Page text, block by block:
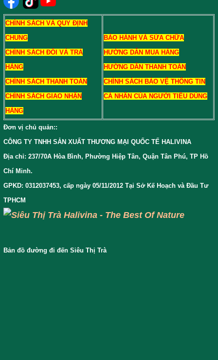
CHÍNH SÁCH VÀ QUY ĐỊNH
CHUNG
CHÍNH SÁCH ĐỔI VÀ TRẢ
HÀNG
CHÍNH SÁCH THANH TOÁN
CHÍNH SÁCH GIAO NHẬN
HÀNG
BẢO HÀNH VÀ SỬA CHỮA
HƯỚNG DẪN MUA HÀNG
HƯỚNG DẪN THANH TOÁN
CHÍNH SÁCH BẢO VỆ THÔNG TIN
CÁ NHÂN CỦA NGƯỜI TIÊU DÙNG
Đơn vị chủ quản::
CÔNG TY TNHH SẢN XUẤT THƯƠNG MẠI QUỐC TẾ HALIVINA
Địa chỉ: 237/70A Hòa Bình, Phường Hiệp Tân, Quận Tân Phú, TP Hồ
Chí Minh.
GPKD: 0312037453, cấp ngày 05/11/2012 Tại Sở Kế Hoạch và Đầu Tư
TPHCM
Bản đồ đường đi đến Siêu Thị Trà